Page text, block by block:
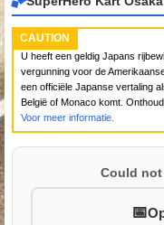
CAUTION
U heeft een geldig Japans
vergunning voor de
een officiële Japanse vertaling
België of Monaco komt.
Voor meer informatie.
Could